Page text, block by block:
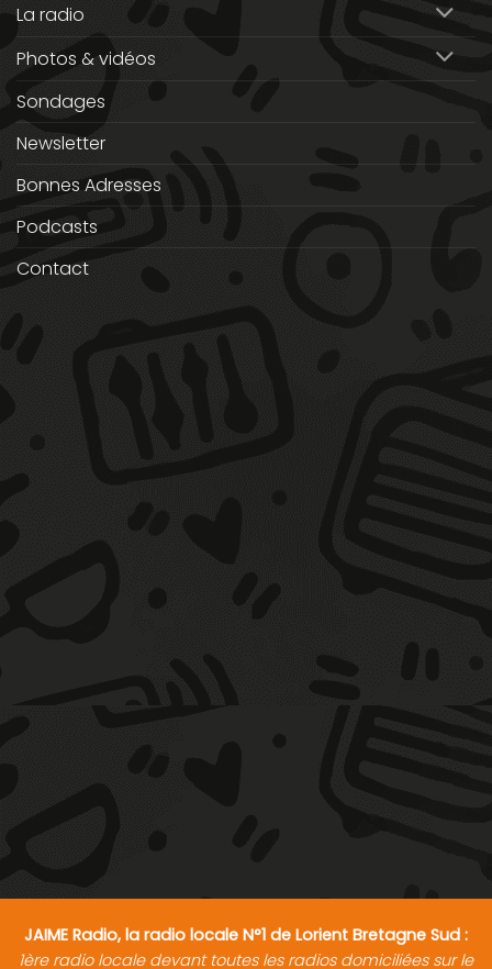
La radio
Photos & vidéos
Sondages
Newsletter
Bonnes Adresses
Podcasts
Contact
JAIME Radio, la radio locale N°1 de Lorient Bretagne Sud :
1ère radio locale devant toutes les radios domiciliées sur le